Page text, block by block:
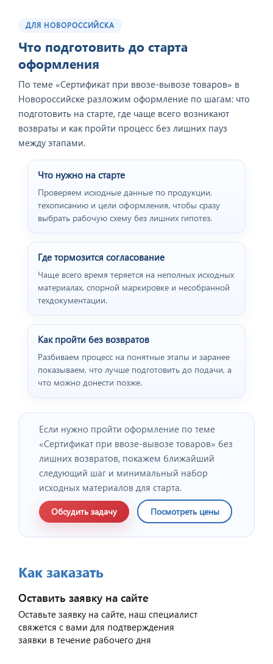
ДЛЯ НОВОРОССИЙСКА
Что подготовить до старта
оформления
По теме «Cертификат при ввозе-вывозе товаров» в
Новороссийске разложим оформление по шагам: что
подготовить на старте, где чаще всего возникают
возвраты и как пройти процесс без лишних пауз
между этапами.
Что нужно на старте
Проверяем исходные данные по продукции,
техописанию и цели оформления, чтобы сразу
выбрать рабочую схему без лишних гипотез.
Где тормозится согласование
Чаще всего время теряется на неполных исходных
материалах, спорной маркировке и несобранной
техдокументации.
Как пройти без возвратов
Разбиваем процесс на понятные этапы и заранее
показываем, что лучше подготовить до подачи, а
что можно донести позже.
Если нужно пройти оформление по теме
«Cертификат при ввозе-вывозе товаров» без
лишних возвратов, покажем ближайший
следующий шаг и минимальный набор
исходных материалов для старта.
Обсудить задачу Посмотреть цены
Как заказать
Оставить заявку на сайте
Оставьте заявку на сайте, наш специалист
свяжется с вами для подтверждения
заявки в течение рабочего дня